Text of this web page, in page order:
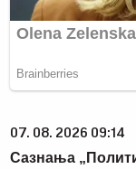
07. 08. 2026 09:14
Сазнања